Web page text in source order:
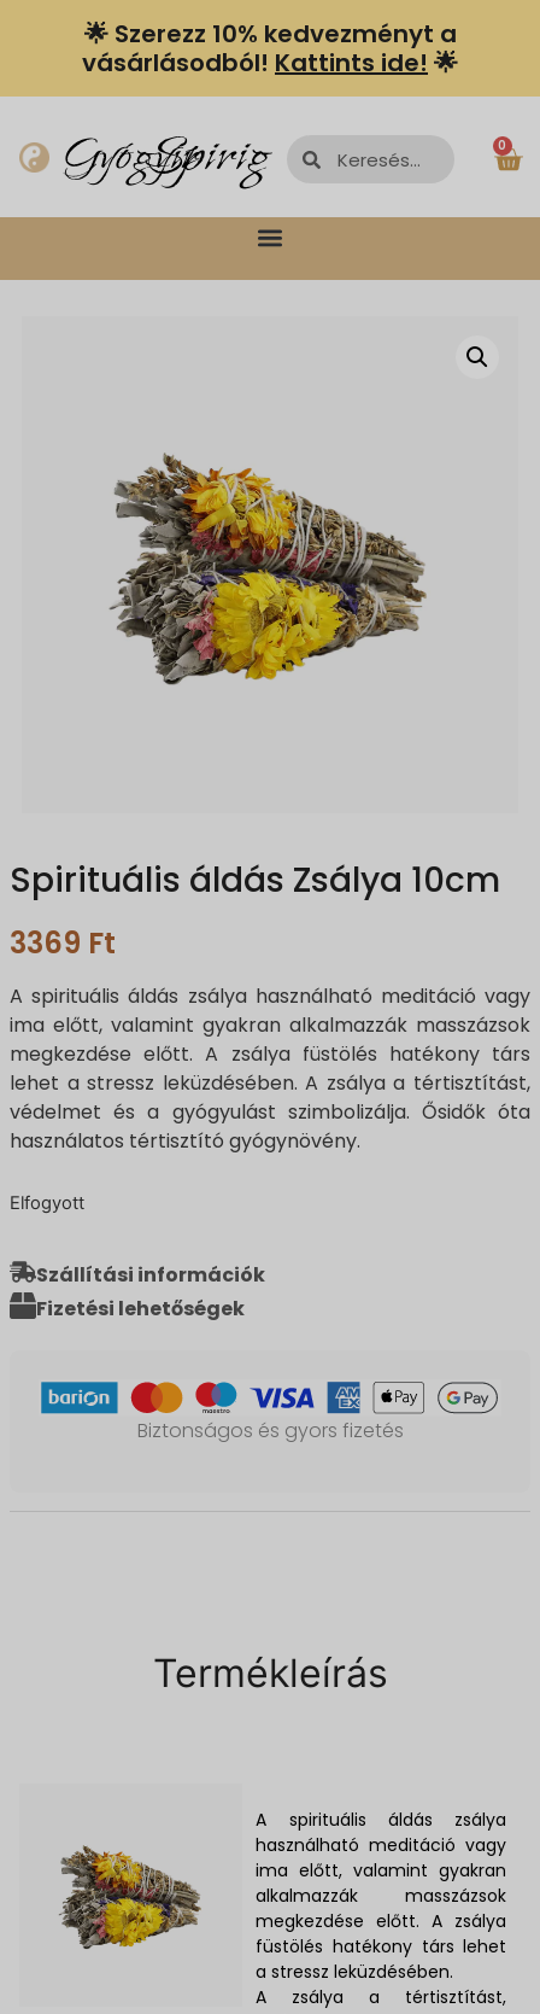
🌟 Szerezz 10% kedvezményt a
vásárlásodból! Kattints ide! 🌟
GyógyírSpiriguru 0
Spirituális áldás Zsálya 10cm
3369 Ft
A spirituális áldás zsálya használható meditáció vagy
ima előtt, valamint gyakran alkalmazzák masszázsok
megkezdése előtt. A zsálya füstölés hatékony társ
lehet a stressz leküzdésében. A zsálya a tértisztítást,
védelmet és a gyógyulást szimbolizálja. Ősidők óta
használatos tértisztító gyógynövény.
Elfogyott
Szállítási információk
Fizetési lehetőségek
Biztonságos és gyors fizetés
Termékleírás
A spirituális áldás zsálya
használható meditáció vagy
ima előtt, valamint gyakran
alkalmazzák masszázsok
megkezdése előtt. A zsálya
füstölés hatékony társ lehet
a stressz leküzdésében.
A zsálya a tértisztítást,